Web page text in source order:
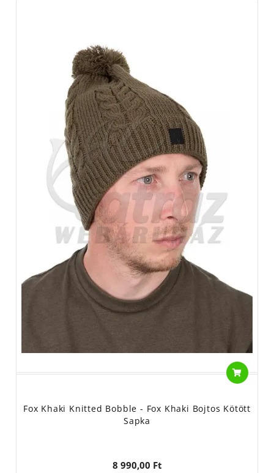
Fox Khaki Knitted Bobble - Fox Khaki Bojtos Kötött
Sapka
8 990,00 Ft